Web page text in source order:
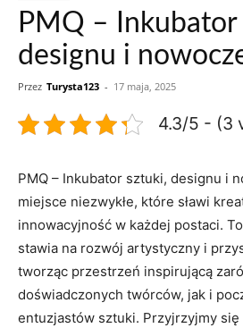
PMQ – Inkubator
designu i
Przez Turysta123 - 17 maja, 2025
4.3/5 - (3
PMQ – Inkubator sztuki, ⁢designu i
miejsce niezwykłe, które sławi
innowacyjność w‌ każdej postaci.
‌stawia na rozwój artystyczny i
tworząc przestrzeń inspirującą
doświadczonych twórców, jak​ i
entuzjastów ‍sztuki. Przyjrzyjmy